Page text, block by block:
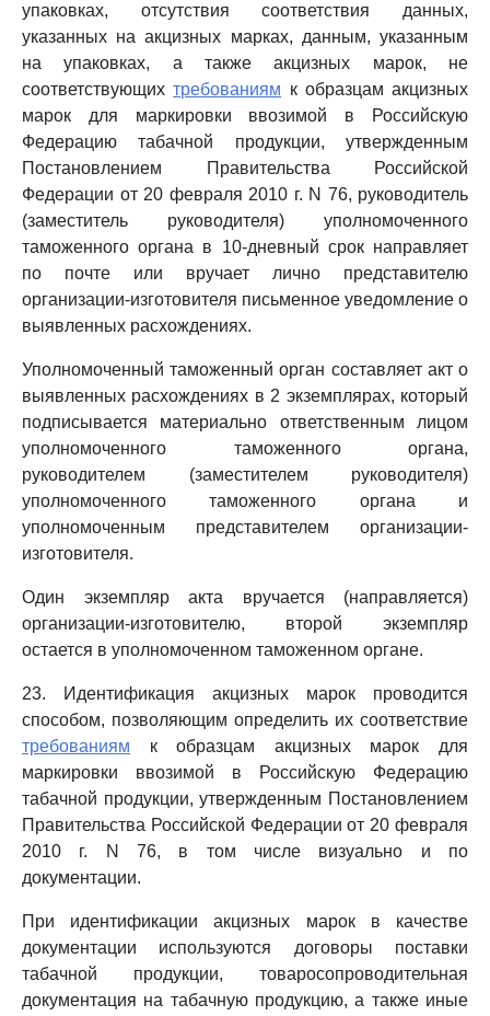
упаковках, отсутствия соответствия данных,
указанных на акцизных марках, данным, указанным
на упаковках, а также акцизных марок, не
соответствующихтребованиям к образцам акцизных
марок для маркировки ввозимой в Российскую
Федерацию табачной продукции, утвержденным
Постановлением Правительства Российской
Федерации от 20 февраля 2010 г. N 76, руководитель
(заместитель руководителя) уполномоченного
таможенного органа в 10-дневный срок направляет
по почте или вручает лично представителю
организации-изготовителя письменное уведомление о
выявленных расхождениях.
Уполномоченный таможенный орган составляет акт о
выявленных расхождениях в 2 экземплярах, который
подписывается материально ответственным лицом
уполномоченного таможенного органа,
руководителем (заместителем руководителя)
уполномоченного таможенного органа и
уполномоченным представителем организации-
изготовителя.
Один экземпляр акта вручается (направляется)
организации-изготовителю, второй экземпляр
остается в уполномоченном таможенном органе.
23. Идентификация акцизных марок проводится
способом, позволяющим определить их соответствие
требованиям к образцам акцизных марок для
маркировки ввозимой в Российскую Федерацию
табачной продукции, утвержденным Постановлением
Правительства Российской Федерации от 20 февраля
2010 г. N 76, в том числе визуально и по
документации.
При идентификации акцизных марок в качестве
документации используются договоры поставки
табачной продукции, товаросопроводительная
документация на табачную продукцию, а также иные